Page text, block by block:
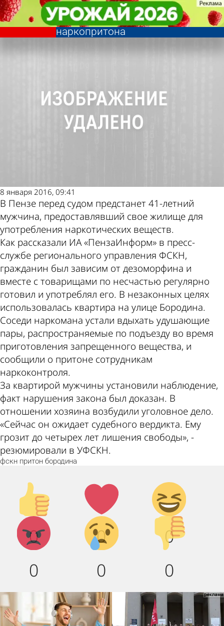
Жителя улицы Бородина будут
судить за организацию
наркопритона
Криминал
8 января 2016, 09:41
В Пензе перед судом предстанет 41-летний
мужчина, предоставлявший свое жилище для
употребления наркотических веществ.
Как рассказали ИА «ПензаИнформ» в пресс-
службе регионального управления ФСКН,
гражданин был зависим от дезоморфина и
вместе с товарищами по несчастью регулярно
готовил и употреблял его. В незаконных целях
использовалась квартира на улице Бородина.
Соседи наркомана устали вдыхать удушающие
пары, распространяемые по подъезду во время
приготовления запрещенного вещества, и
сообщили о притоне сотрудникам
наркоконтроля.
За квартирой мужчины установили наблюдение,
факт нарушения закона был доказан. В
отношении хозяина возбудили уголовное дело.
«Сейчас он ожидает судебного вердикта. Ему
грозит до четырех лет лишения свободы», -
резюмировали в УФСКН.
фскн притон бородина
Палец
вверх!
0
Лайк!
0
Дикий
смех!
0
Агрессия!
0
Грусть
:(
0
Палец
вниз!
0
Жителя улицы Бородина будут
судить за организацию
наркопритона
Криминал
Последние новости
Погода и курсы
валют в Пензе